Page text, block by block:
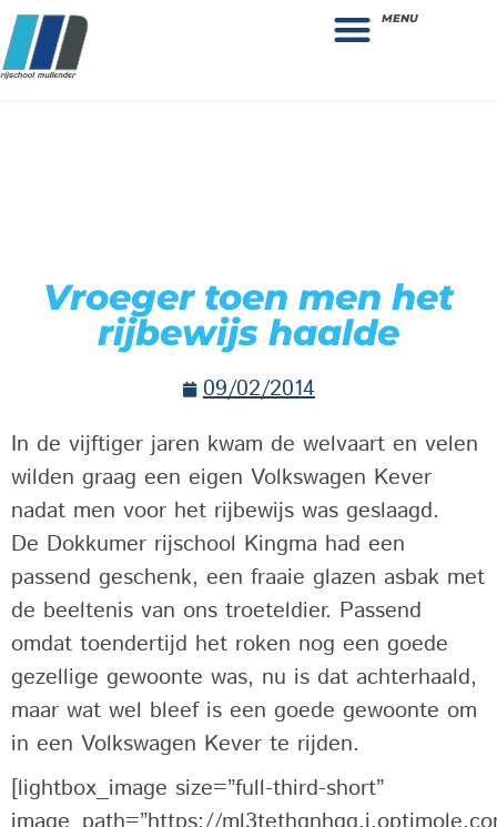
MENU
Vroeger toen men het
rijbewijs haalde
09/02/2014
In de vijftiger jaren kwam de welvaart en velen
wilden graag een eigen Volkswagen Kever
nadat men voor het rijbewijs was geslaagd.
De Dokkumer rijschool Kingma had een
passend geschenk, een fraaie glazen asbak met
de beeltenis van ons troeteldier. Passend
omdat toendertijd het roken nog een goede
gezellige gewoonte was, nu is dat achterhaald,
maar wat wel bleef is een goede gewoonte om
in een Volkswagen Kever te rijden.
[lightbox_image size=”full-third-short”